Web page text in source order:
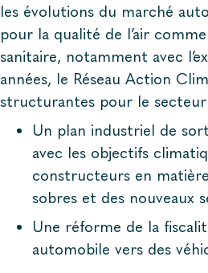
les évolutions du marché
pour la qualité de l’air
sanitaire, notamment avec
années, le Réseau Action
structurantes pour le
Un plan industriel de
avec les objectifs
constructeurs en
sobres et des nouveaux
Une réforme de la
automobile vers des